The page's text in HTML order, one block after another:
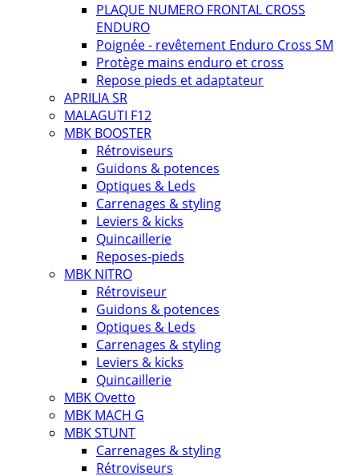
PLAQUE NUMERO FRONTAL CROSS
ENDURO
Poignée - revêtement Enduro Cross SM
Protège mains enduro et cross
Repose pieds et adaptateur
APRILIA SR
MALAGUTI F12
MBK BOOSTER
Rétroviseurs
Guidons & potences
Optiques & Leds
Carrenages & styling
Leviers & kicks
Quincaillerie
Reposes-pieds
MBK NITRO
Rétroviseur
Guidons & potences
Optiques & Leds
Carrenages & styling
Leviers & kicks
Quincaillerie
MBK Ovetto
MBK MACH G
MBK STUNT
Carrenages & styling
Rétroviseurs